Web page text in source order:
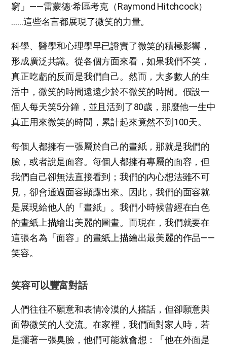
窮」——雷蒙德·希區考克（Raymond Hitchcock）
……這些名言都展現了微笑的力量。
科學、醫學和心理學早已證實了微笑的積極影響，
形成廣泛共識。從各個方面來看，如果我們不笑，
真正吃虧的反而是我們自己。然而，大多數人的生
活中，微笑的時間遠遠少於不微笑的時間。假設一
個人每天笑5分鐘，並且活到了80歲，那麼他一生中
真正用來微笑的時間，累計起來竟然不到100天。
每個人都擁有一張屬於自己的畫紙，那就是我們的
臉，或者說是面容。每個人都擁有專屬的面容，但
我們自己卻無法直接看到；我們的內心想法雖不可
見，卻會通過面容顯露出來。因此，我們的面容就
是展現給他人的「畫紙」。我們小時候曾經在白色
的畫紙上描繪出美麗的圖畫。而現在，我們就要在
這張名為「面容」的畫紙上描繪出最美麗的作品——
笑容。
笑容可以豐富對話
人們往往不願意和表情冷漠的人搭話，但卻願意與
面帶微笑的人交流。在家裡，我們面對家人時，若
是擺著一張臭臉，他們可能就會想：「他在外面是